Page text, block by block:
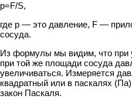
p=F/S,
где p — это давление, F —
сосуда.
Из формулы мы видим, что при
при той же площади сосуда
увеличиваться. Измеряется
квадратный или в паскалях
закон Паскаля.